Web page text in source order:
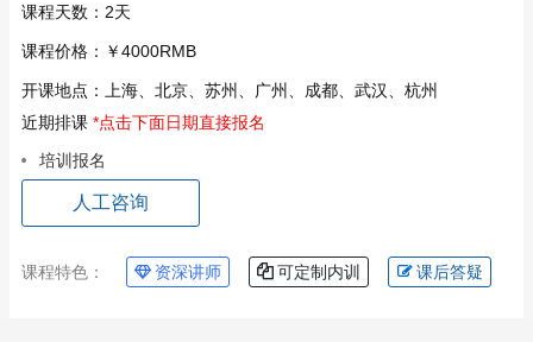
课程天数： 2天
课程价格： ￥4000RMB
开课地点：
上海、北京、苏州、广州、成都、武汉、杭州
近期排课 *点击下面日期直接报名
培训报名
人工咨询
课程特色： 资深讲师 可定制内训 课后答疑